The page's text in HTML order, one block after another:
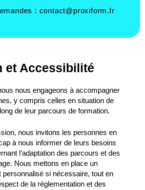
: contact@proxiform.fr
et Accessibilité
nous engageons à accompagner
y compris celles en situation de
de leur parcours de formation.
nous invitons les personnes en
à nous informer de leurs besoins
l’adaptation des parcours et des
Nous mettons en place un
si nécessaire, tout en
de la réglementation et des